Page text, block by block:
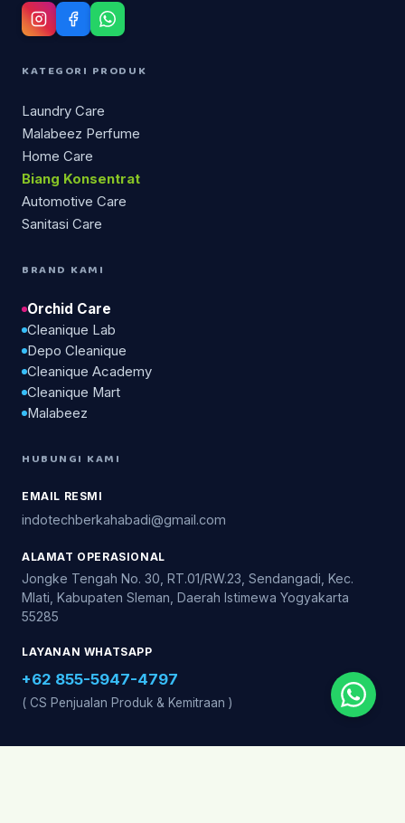
KATEGORI PRODUK
Laundry Care
Malabeez Perfume
Home Care
Biang Konsentrat
Automotive Care
Sanitasi Care
BRAND KAMI
Orchid Care
Cleanique Lab
Depo Cleanique
Cleanique Academy
Cleanique Mart
Malabeez
HUBUNGI KAMI
EMAIL RESMI
indotechberkahabadi@gmail.com
ALAMAT OPERASIONAL
Jongke Tengah No. 30, RT.01/RW.23, Sendangadi, Kec.
Mlati, Kabupaten Sleman, Daerah Istimewa Yogyakarta
55285
LAYANAN WHATSAPP
+62 855-5947-4797
( CS Penjualan Produk & Kemitraan )